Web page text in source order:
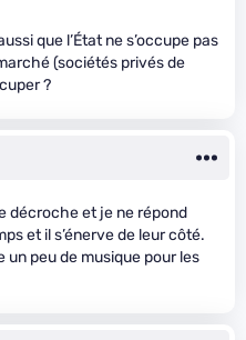
que l’État ne s’occupe pas
(sociétés privés de
?
décroche et je ne répond
et il s’énerve de leur côté.
un peu de musique pour les